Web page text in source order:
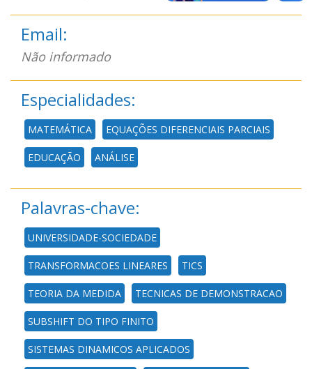
Email:
Não informado
Especialidades:
MATEMÁTICA EQUAÇÕES DIFERENCIAIS PARCIAIS
EDUCAÇÃO ANÁLISE
Palavras-chave:
UNIVERSIDADE-SOCIEDADE
TRANSFORMACOES LINEARES TICS
TEORIA DA MEDIDA TECNICAS DE DEMONSTRACAO
SUBSHIFT DO TIPO FINITO
SISTEMAS DINAMICOS APLICADOS